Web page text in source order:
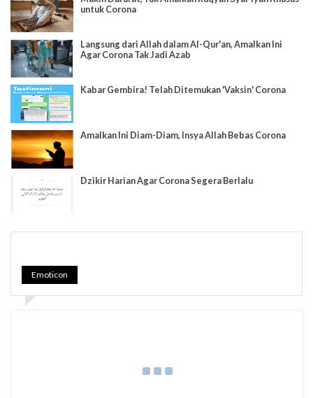
untuk Corona
Langsung dari Allah dalam Al-Qur'an, Amalkan Ini
Agar Corona Tak Jadi Azab
Kabar Gembira! Telah Ditemukan 'Vaksin' Corona
Amalkan Ini Diam-Diam, Insya Allah Bebas Corona
Dzikir Harian Agar Corona Segera Berlalu
Emoticon